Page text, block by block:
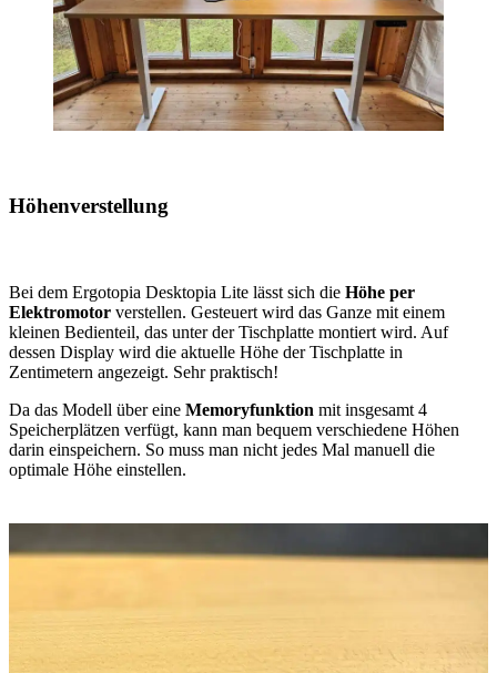
Höhenverstellung
Bei dem Ergotopia Desktopia Lite lässt sich die Höhe per
Elektromotor verstellen. Gesteuert wird das Ganze mit einem
kleinen Bedienteil, das unter der Tischplatte montiert wird. Auf
dessen Display wird die aktuelle Höhe der Tischplatte in
Zentimetern angezeigt. Sehr praktisch!
Da das Modell über eine Memoryfunktion mit insgesamt 4
Speicherplätzen verfügt, kann man bequem verschiedene Höhen
darin einspeichern. So muss man nicht jedes Mal manuell die
optimale Höhe einstellen.